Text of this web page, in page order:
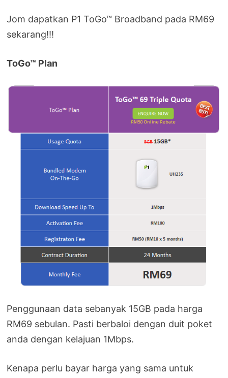
Jom dapatkan P1 ToGo™ Broadband pada RM69
sekarang!!!
ToGo™ Plan
Penggunaan data sebanyak 15GB pada harga
RM69 sebulan. Pasti berbaloi dengan duit poket
anda dengan kelajuan 1Mbps.
Kenapa perlu bayar harga yang sama untuk